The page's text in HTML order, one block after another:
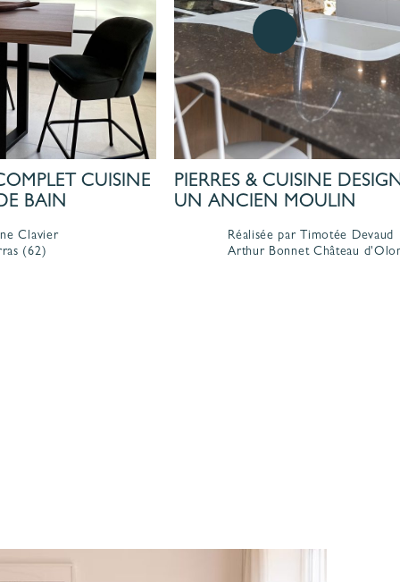
CUISINE
BAIN
Clavier
(62)
PIERRES & CUISINE
UN ANCIEN MOULIN
Réalisée par Timotée Devaud
Arthur Bonnet Château